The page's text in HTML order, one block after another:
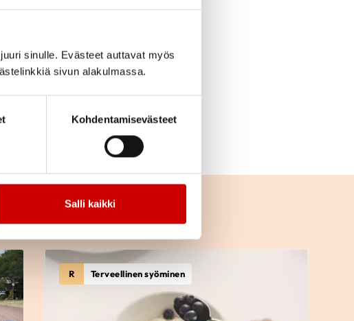
sinulle. Evästeet auttavat myös
sivun alakulmassa.
Kohdentamisevästeet
Salli kaikki
lisääminen
Sydänmerkki, joka yhdellä
R Terveellinen syöminen